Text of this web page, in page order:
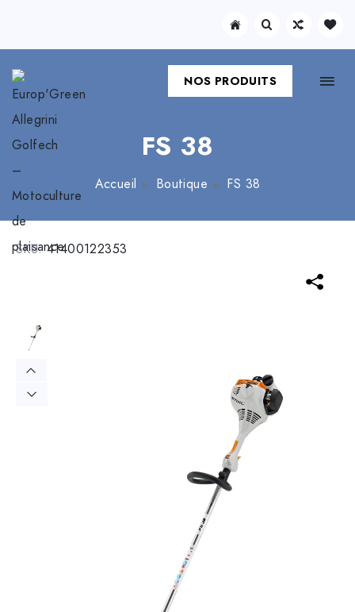
NOS PRODUITS
FS 38
Accueil Boutique FS 38
SKU:41400122353